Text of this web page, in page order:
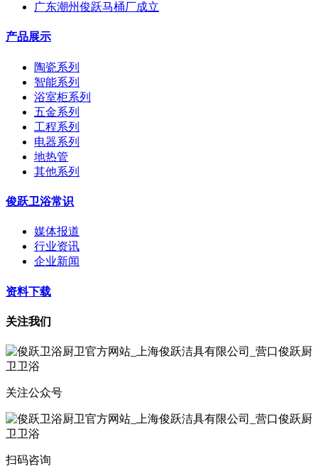
广东潮州俊跃马桶厂成立
产品展示
陶瓷系列
智能系列
浴室柜系列
五金系列
工程系列
电器系列
地热管
其他系列
俊跃卫浴常识
媒体报道
行业资讯
企业新闻
资料下载
关注我们
关注公众号
扫码咨询